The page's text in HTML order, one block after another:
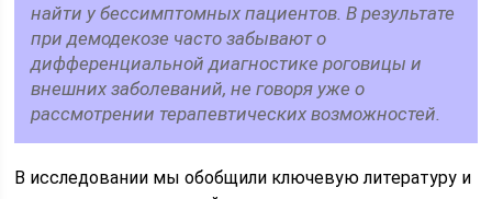
найти у бессимптомных пациентов. В результате
при демодекозе часто забывают о
дифференциальной диагностике роговицы и
внешних заболеваний, не говоря уже о
рассмотрении терапевтических возможностей.
В исследовании мы обобщили ключевую литературу и